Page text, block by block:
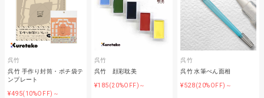
呉竹
呉竹 手作り封筒・ポチ袋テ
ンプレート
¥495(10%OFF)～
呉竹
呉竹 顔彩耽美
¥185(20%OFF)～
呉竹
呉竹 水筆ぺん面相
¥528(20%OFF)～